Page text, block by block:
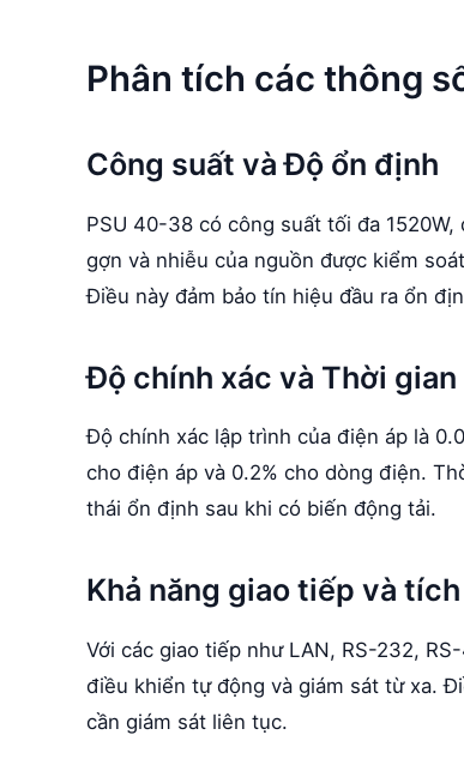
Phân tích các thông
Công suất và Độ ổn định
PSU 40-38 có công suất tối đa
gợn và nhiễu của nguồn được kiểm
Điều này đảm bảo tín hiệu đầu ra ổn
Độ chính xác và Thời
Độ chính xác lập trình của điện áp là
cho điện áp và 0.2% cho dòng điện.
thái ổn định sau khi có biến động tải.
Khả năng giao tiếp và
Với các giao tiếp như LAN, RS-232,
điều khiển tự động và giám sát từ xa.
cần giám sát liên tục.